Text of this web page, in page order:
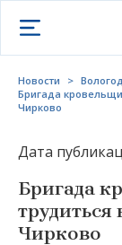
Открыть меню
Новости >
Бригада
Чирково
Дата
Бригада
трудиться
Чирково